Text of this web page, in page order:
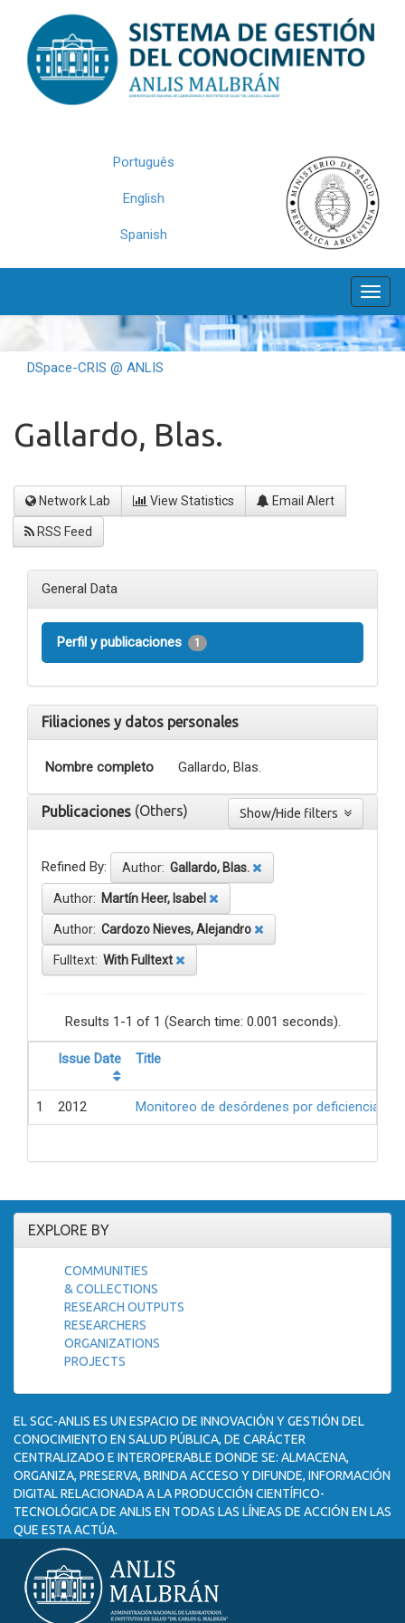
navigation
Português
English
Spanish
DSpace-CRIS @ ANLIS
Gallardo, Blas.
Network Lab View Statistics Email Alert
RSS Feed
General Data
Perfil y publicaciones 1
Filiaciones y datos personales
Nombre completo Gallardo, Blas.
Publicaciones (Others)
Refined By: Author: Gallardo, Blas.
Author: Martín Heer, Isabel
Author: Cardozo Nieves, Alejandro
Fulltext: With Fulltext
Results 1-1 of 1 (Search time: 0.001 seconds).
Issue Date Title
1 2012 Monitoreo de desórdenes por deficiencia
EXPLORE BY
COMMUNITIES
& COLLECTIONS
RESEARCH OUTPUTS
RESEARCHERS
ORGANIZATIONS
PROJECTS
EL SGC-ANLIS ES UN ESPACIO DE INNOVACIÓN Y GESTIÓN DEL
CONOCIMIENTO EN SALUD PÚBLICA, DE CARÁCTER
CENTRALIZADO E INTEROPERABLE DONDE SE: ALMACENA,
ORGANIZA, PRESERVA, BRINDA ACCESO Y DIFUNDE, INFORMACIÓN
DIGITAL RELACIONADA A LA PRODUCCIÓN CIENTÍFICO-
TECNOLÓGICA DE ANLIS EN TODAS LAS LÍNEAS DE ACCIÓN EN LAS
QUE ESTA ACTÚA.